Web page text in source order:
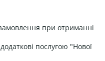
при отриманні
послугою "Нової